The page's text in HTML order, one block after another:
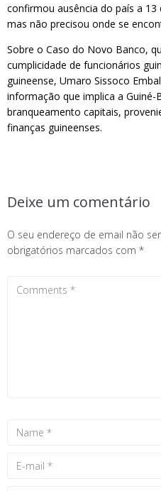
confirmou ausência do país a
mas não precisou onde se
Sobre o Caso do Novo Banco,
cumplicidade de funcionários
guineense, Umaro Sissoco
informação que implica a Guiné-
branqueamento capitais,
finanças guineenses.
Deixe um comentário
O seu endereço de email não
obrigatórios marcados com *